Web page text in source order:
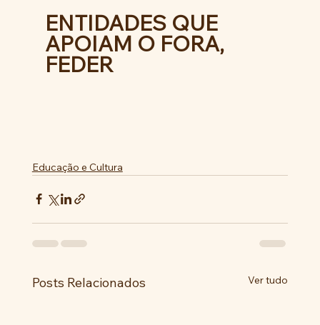
ENTIDADES QUE
APOIAM O FORA,
FEDER
Educação e Cultura
Posts Relacionados Ver tudo